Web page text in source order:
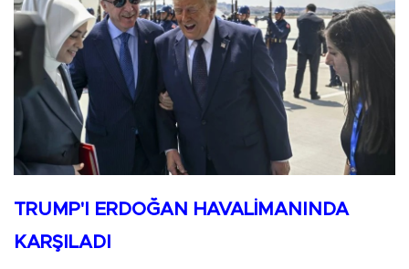
TRUMP'I ERDOĞAN HAVALİMANINDA
KARŞILADI